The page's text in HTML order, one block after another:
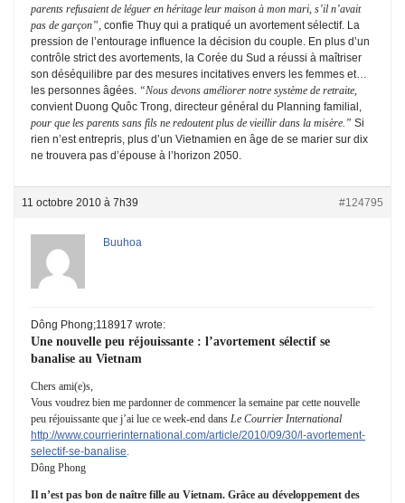
parents refusaient de léguer en héritage leur maison à mon mari, s’il n’avait
pas de garçon”, confie Thuy qui a pratiqué un avortement sélectif. La
pression de l’entourage influence la décision du couple. En plus d’un
contrôle strict des avortements, la Corée du Sud a réussi à maîtriser
son déséquilibre par des mesures incitatives envers les femmes et…
les personnes âgées. “Nous devons améliorer notre système de retraite,
convient Duong Quôc Trong, directeur général du Planning familial,
pour que les parents sans fils ne redoutent plus de vieillir dans la misère.” Si
rien n’est entrepris, plus d’un Vietnamien en âge de se marier sur dix
ne trouvera pas d’épouse à l’horizon 2050.
11 octobre 2010 à 7h39 #124795
Buuhoa
Dông Phong;118917 wrote:
Une nouvelle peu réjouissante : l’avortement sélectif se
banalise au Vietnam
Chers ami(e)s,
Vous voudrez bien me pardonner de commencer la semaine par cette nouvelle
peu réjouissante que j’ai lue ce week-end dans Le Courrier International
http://www.courrierinternational.com/article/2010/09/30/l-avortement-
selectif-se-banalise
Dông Phong
Il n’est pas bon de naître fille au Vietnam. Grâce au développement des